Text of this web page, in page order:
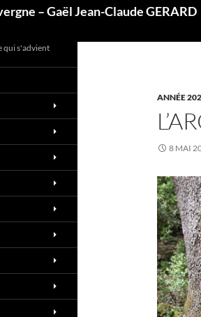
– Gaël Jean-Claude GERARD
ANNÉE
8 MAI
qui s'advient